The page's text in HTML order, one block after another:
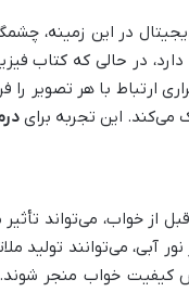
در این زمینه،
دارد، در حالی که کتاب
ارتباط با هر تصویر
می‌کند. این تجربه برای
از خواب، می‌تواند
آبی، می‌توانند
خواب منجر شوند.